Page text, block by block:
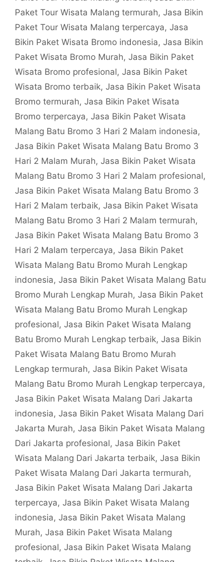
Paket Tour Wisata Malang termurah, Jasa Bikin
Paket Tour Wisata Malang terpercaya, Jasa
Bikin Paket Wisata Bromo indonesia, Jasa Bikin
Paket Wisata Bromo Murah, Jasa Bikin Paket
Wisata Bromo profesional, Jasa Bikin Paket
Wisata Bromo terbaik, Jasa Bikin Paket Wisata
Bromo termurah, Jasa Bikin Paket Wisata
Bromo terpercaya, Jasa Bikin Paket Wisata
Malang Batu Bromo 3 Hari 2 Malam indonesia,
Jasa Bikin Paket Wisata Malang Batu Bromo 3
Hari 2 Malam Murah, Jasa Bikin Paket Wisata
Malang Batu Bromo 3 Hari 2 Malam profesional,
Jasa Bikin Paket Wisata Malang Batu Bromo 3
Hari 2 Malam terbaik, Jasa Bikin Paket Wisata
Malang Batu Bromo 3 Hari 2 Malam termurah,
Jasa Bikin Paket Wisata Malang Batu Bromo 3
Hari 2 Malam terpercaya, Jasa Bikin Paket
Wisata Malang Batu Bromo Murah Lengkap
indonesia, Jasa Bikin Paket Wisata Malang Batu
Bromo Murah Lengkap Murah, Jasa Bikin Paket
Wisata Malang Batu Bromo Murah Lengkap
profesional, Jasa Bikin Paket Wisata Malang
Batu Bromo Murah Lengkap terbaik, Jasa Bikin
Paket Wisata Malang Batu Bromo Murah
Lengkap termurah, Jasa Bikin Paket Wisata
Malang Batu Bromo Murah Lengkap terpercaya,
Jasa Bikin Paket Wisata Malang Dari Jakarta
indonesia, Jasa Bikin Paket Wisata Malang Dari
Jakarta Murah, Jasa Bikin Paket Wisata Malang
Dari Jakarta profesional, Jasa Bikin Paket
Wisata Malang Dari Jakarta terbaik, Jasa Bikin
Paket Wisata Malang Dari Jakarta termurah,
Jasa Bikin Paket Wisata Malang Dari Jakarta
terpercaya, Jasa Bikin Paket Wisata Malang
indonesia, Jasa Bikin Paket Wisata Malang
Murah, Jasa Bikin Paket Wisata Malang
profesional, Jasa Bikin Paket Wisata Malang